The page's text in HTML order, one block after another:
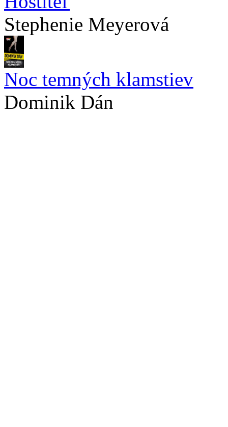
Stephenie Meyerová
Noc temných klamstiev
Dominik Dán